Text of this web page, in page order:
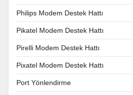
Philips Modem Destek Hattı
Pikatel Modem Destek Hattı
Pirelli Modem Destek Hattı
Pixatel Modem Destek Hattı
Port Yönlendirme